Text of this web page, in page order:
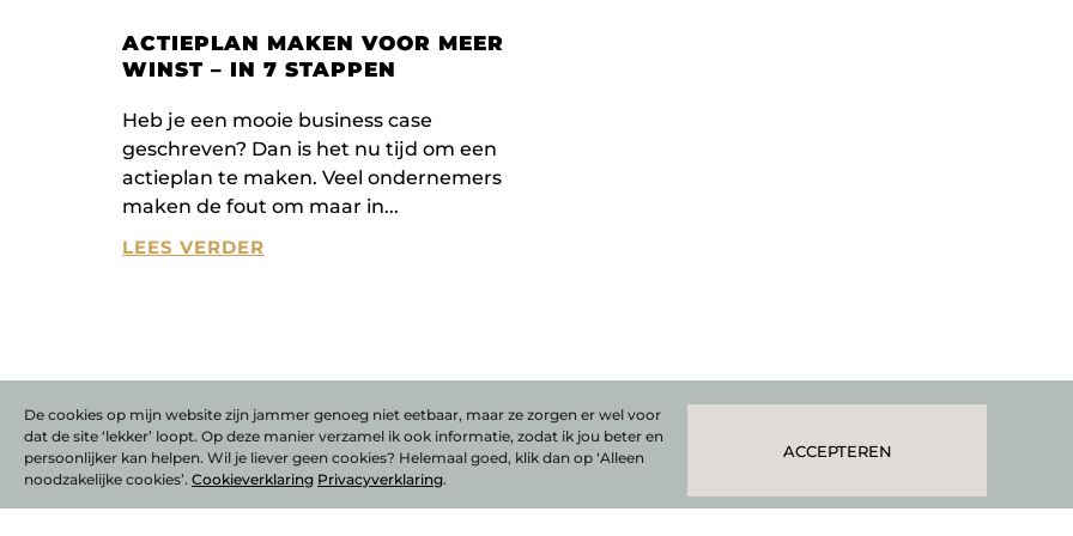
De cookies op mijn website zijn jammer genoeg niet eetbaar, maar ze zorgen er wel voor
dat de site ‘lekker’ loopt. Op deze manier verzamel ik ook informatie, zodat ik jou beter en
persoonlijker kan helpen. Wil je liever geen cookies? Helemaal goed, klik dan op ‘Alleen
noodzakelijke cookies’. Cookieverklaring Privacyverklaring.
ACCEPTEREN
ACTIEPLAN MAKEN VOOR MEER
WINST – IN 7 STAPPEN
Heb je een mooie business case
geschreven? Dan is het nu tijd om een
actieplan te maken. Veel ondernemers
maken de fout om maar in
LEES VERDER